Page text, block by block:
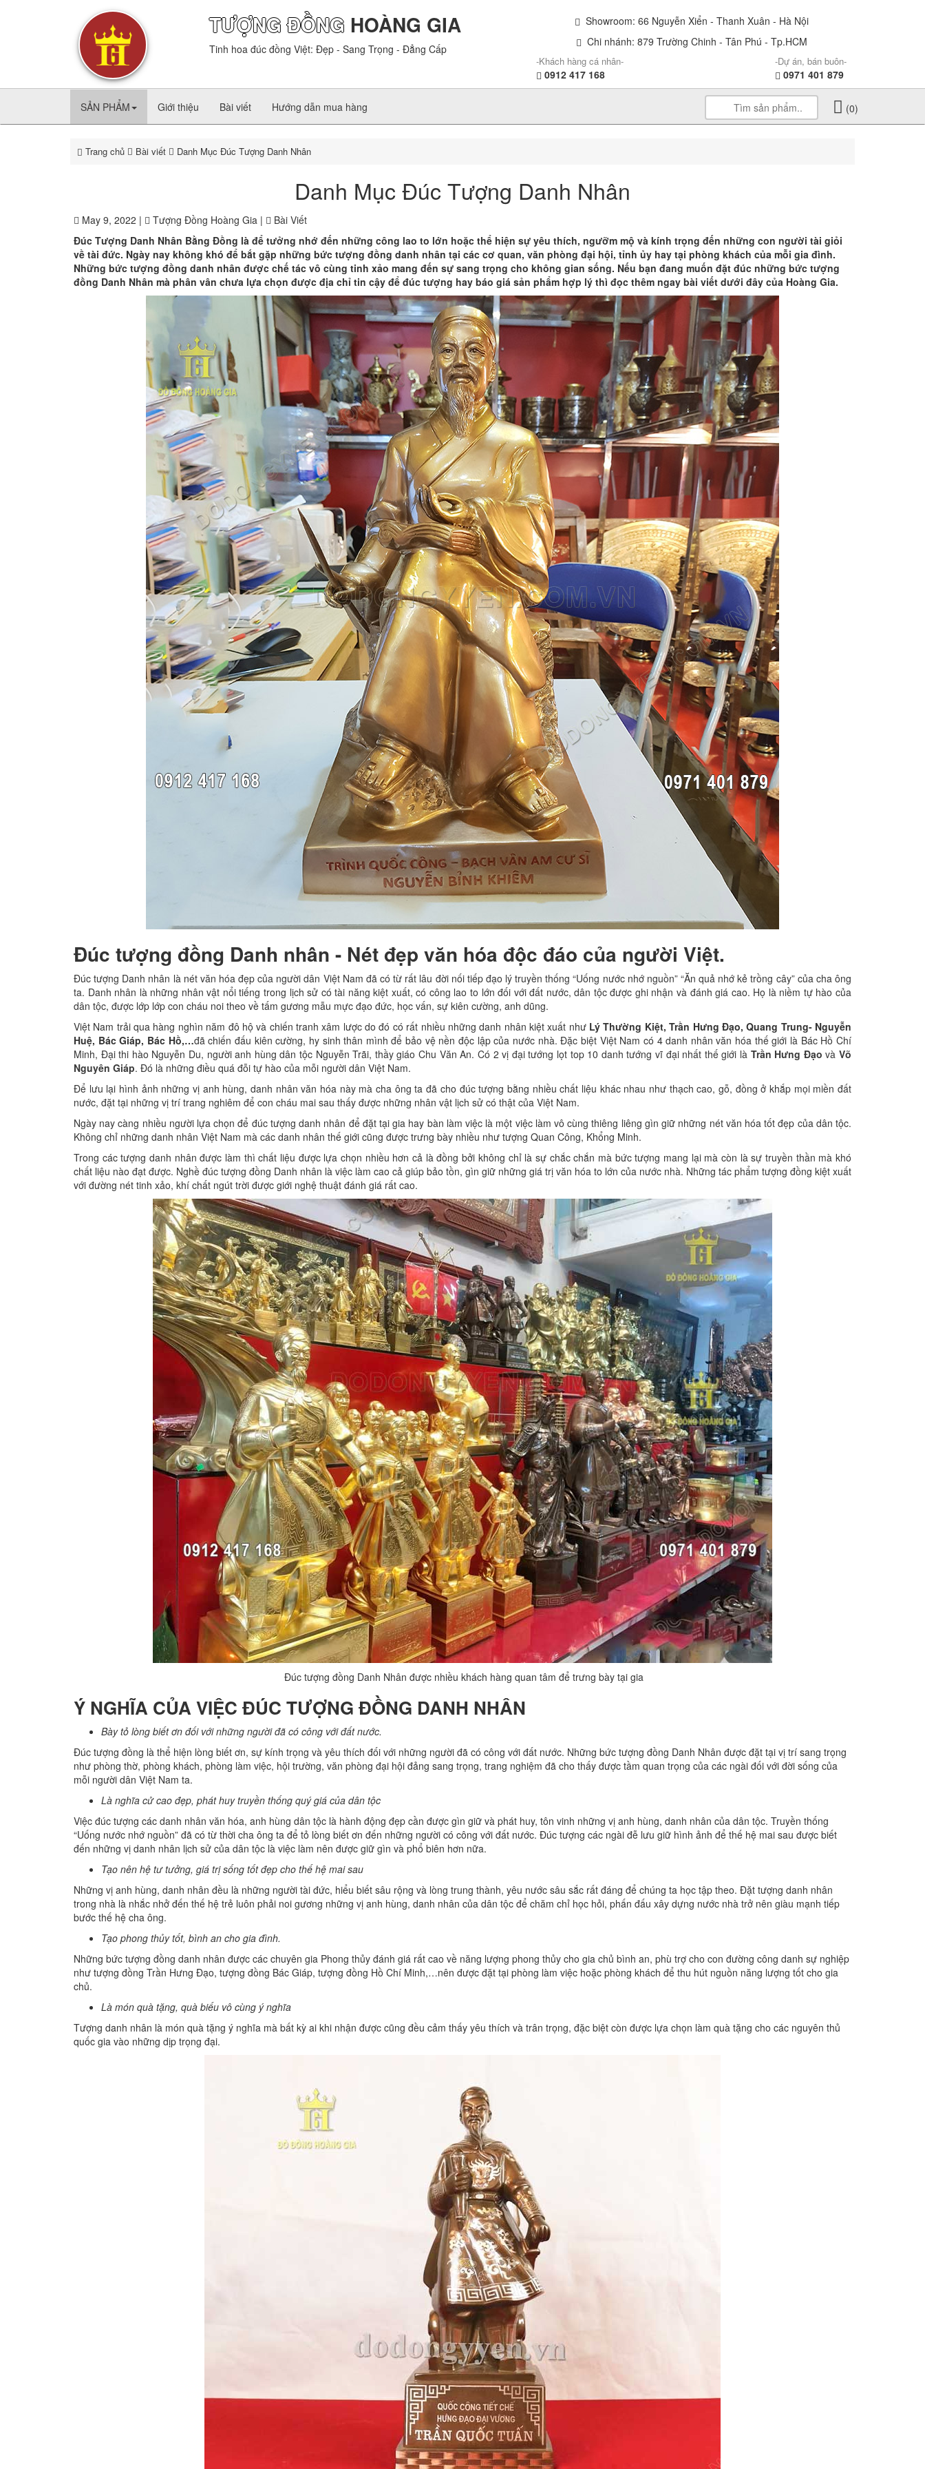
TƯỢNG ĐỒNG HOÀNG GIA
Tinh hoa đúc đồng Việt: Đẹp - Sang Trọng - Đẳng Cấp
Showroom: 66 Nguyễn Xiển - Thanh Xuân - Hà Nội
Chi nhánh: 879 Trường Chinh - Tân Phú - Tp.HCM
-Khách hàng cá nhân-
0912 417 168
-Dự án, bán buôn-
0971 401 879
SẢN PHẨM Giới thiệu Bài viết Hướng dẫn mua hàng (0)
Trang chủ Bài viết Danh Mục Đúc Tượng Danh Nhân
Danh Mục Đúc Tượng Danh Nhân
May 9, 2022 | Tượng Đồng Hoàng Gia |
Bài Viết
Đúc Tượng Danh Nhân Bằng Đồng là để tưởng nhớ đến những công lao to lớn hoặc thể hiện sự yêu thích, ngưỡm mộ và kính trọng đến những con người tài giỏi
về tài đức. Ngày nay không khó để bắt gặp những bức tượng đồng danh nhân tại các cơ quan, văn phòng đại hội, tỉnh ủy hay tại phòng khách của mỗi gia đình.
Những bức tượng đồng danh nhân được chế tác vô cùng tinh xảo mang đến sự sang trọng cho không gian sống. Nếu bạn đang muốn đặt đúc những bức tượng
đồng Danh Nhân mà phân vân chưa lựa chọn được địa chỉ tin cậy để đúc tượng hay báo giá sản phẩm hợp lý thì đọc thêm ngay bài viết dưới đây của Hoàng Gia.
Đúc tượng đồng Danh nhân - Nét đẹp văn hóa độc đáo của người Việt.
Đúc tượng Danh nhân là nét văn hóa đẹp của người dân Việt Nam đã có từ rất lâu đời nối tiếp đạo lý truyền thống “Uống nước nhớ nguồn” “Ăn quả nhớ kẻ trồng cây” của cha ông
ta. Danh nhân là những nhân vật nổi tiếng trong lịch sử có tài năng kiệt xuất, có công lao to lớn đối với đất nước, dân tộc được ghi nhận và đánh giá cao. Họ là niềm tự hào của
dân tộc, được lớp lớp con cháu noi theo về tấm gương mẫu mực đạo đức, học vấn, sự kiên cường, anh dũng.
Việt Nam trải qua hàng nghìn năm đô hộ và chiến tranh xâm lược do đó có rất nhiều những danh nhân kiệt xuất như Lý Thường Kiệt, Trần Hưng Đạo, Quang Trung- Nguyễn
Huệ, Bác Giáp, Bác Hồ,…đã chiến đấu kiên cường, hy sinh thân mình để bảo vệ nền độc lập của nước nhà. Đặc biệt Việt Nam có 4 danh nhân văn hóa thế giới là Bác Hồ Chí
Minh, Đại thi hào Nguyễn Du, người anh hùng dân tộc Nguyễn Trãi, thầy giáo Chu Văn An. Có 2 vị đại tướng lọt top 10 danh tướng vĩ đại nhất thế giới là Trần Hưng Đạo vàVõ
Nguyên Giáp. Đó là những điều quá đỗi tự hào của mỗi người dân Việt Nam.
Để lưu lại hình ảnh những vị anh hùng, danh nhân văn hóa này mà cha ông ta đã cho đúc tượng bằng nhiều chất liệu khác nhau như thạch cao, gỗ, đồng ở khắp mọi miền đất
nước, đặt tại những vị trí trang nghiêm để con cháu mai sau thấy được những nhân vật lịch sử có thật của Việt Nam.
Ngày nay càng nhiều người lựa chọn để đúc tượng danh nhân để đặt tại gia hay bàn làm việc là một việc làm vô cùng thiêng liêng gìn giữ những nét văn hóa tốt đẹp của dân tộc.
Không chỉ những danh nhân Việt Nam mà các danh nhân thế giới cũng được trưng bày nhiều như tượng Quan Công, Khổng Minh.
Trong các tượng danh nhân được làm thì chất liệu được lựa chọn nhiều hơn cả là đồng bởi không chỉ là sự chắc chắn mà bức tượng mang lại mà còn là sự truyền thần mà khó
chất liệu nào đạt được. Nghề đúc tượng đồng Danh nhân là việc làm cao cả giúp bảo tồn, gìn giữ những giá trị văn hóa to lớn của nước nhà. Những tác phẩm tượng đồng kiệt xuất
với đường nét tinh xảo, khí chất ngút trời được giới nghệ thuật đánh giá rất cao.
Đúc tượng đồng Danh Nhân được nhiều khách hàng quan tâm để trưng bày tại gia
Ý NGHĨA CỦA VIỆC ĐÚC TƯỢNG ĐỒNG DANH NHÂN
Bày tỏ lòng biết ơn đối với những người đã có công với đất nước.
Đúc tượng đồng là thể hiện lòng biết ơn, sự kính trọng và yêu thích đối với những người đã có công với đất nước. Những bức tượng đồng Danh Nhân được đặt tại vị trí sang trọng
như phòng thờ, phòng khách, phòng làm việc, hội trường, văn phòng đại hội đảng sang trọng, trang nghiệm đã cho thấy được tầm quan trọng của các ngài đối với đời sống của
mỗi người dân Việt Nam ta.
Là nghĩa cử cao đẹp, phát huy truyền thống quý giá của dân tộc
Việc đúc tượng các danh nhân văn hóa, anh hùng dân tộc là hành động đẹp cần được gìn giữ và phát huy, tôn vinh những vị anh hùng, danh nhân của dân tộc. Truyền thống
“Uống nước nhớ nguồn” đã có từ thời cha ông ta để tỏ lòng biết ơn đến những người có công với đất nước. Đúc tượng các ngài đễ lưu giữ hình ảnh để thế hệ mai sau được biết
đến những vị danh nhân lịch sử của dân tộc là việc làm nên được giữ gìn và phổ biên hơn nữa.
Tạo nên hệ tư tưởng, giá trị sống tốt đẹp cho thế hệ mai sau
Những vị anh hùng, danh nhân đều là những người tài đức, hiểu biết sâu rộng và lòng trung thành, yêu nước sâu sắc rất đáng để chúng ta học tập theo. Đặt tượng danh nhân
trong nhà là nhắc nhở đến thế hệ trẻ luôn phải noi gương những vị anh hùng, danh nhân của dân tộc để chăm chỉ học hỏi, phấn đấu xây dựng nước nhà trở nên giàu mạnh tiếp
bước thế hệ cha ông.
Tạo phong thủy tốt, bình an cho gia đình.
Những bức tượng đồng danh nhân được các chuyên gia Phong thủy đánh giá rất cao về năng lượng phong thủy cho gia chủ bình an, phù trợ cho con đường công danh sự nghiệp
như tượng đồng Trần Hưng Đạo, tượng đồng Bác Giáp, tượng đồng Hồ Chí Minh,…nên được đặt tại phòng làm việc hoặc phòng khách để thu hút nguồn năng lượng tốt cho gia
chủ.
Là món quà tặng, quà biếu vô cùng ý nghĩa
Tượng danh nhân là món quà tặng ý nghĩa mà bất kỳ ai khi nhận được cũng đều cảm thấy yêu thích và trân trọng, đặc biệt còn được lựa chọn làm quà tặng cho các nguyên thủ
quốc gia vào những dịp trọng đại.